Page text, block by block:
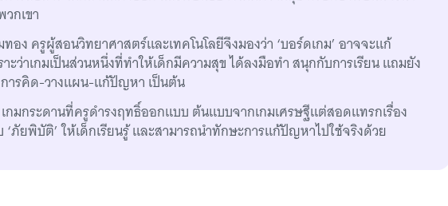
กเขา
อง ครูผู้สอนวิทยาศาสตร์และเทคโนโลยีจึงมองว่า ‘บอร์ดเกม’ อาจจะแก้
ว่าเกมเป็นส่วนหนึ่งที่ทำให้เด็กมีความสุข ได้ลงมือทำ สนุกกับการเรียน แถมยัง
ารคิด-วางแผน-แก้ปัญหา เป็นต้น
เกมกระดานที่ครูดำรงฤทธิ์ออกแบบ ต้นแบบจากเกมเศรษฐีแต่สอดแทรกเรื่อง
‘ภัยพิบัติ’ ให้เด็กเรียนรู้ และสามารถนำทักษะการแก้ปัญหาไปใช้จริงด้วย